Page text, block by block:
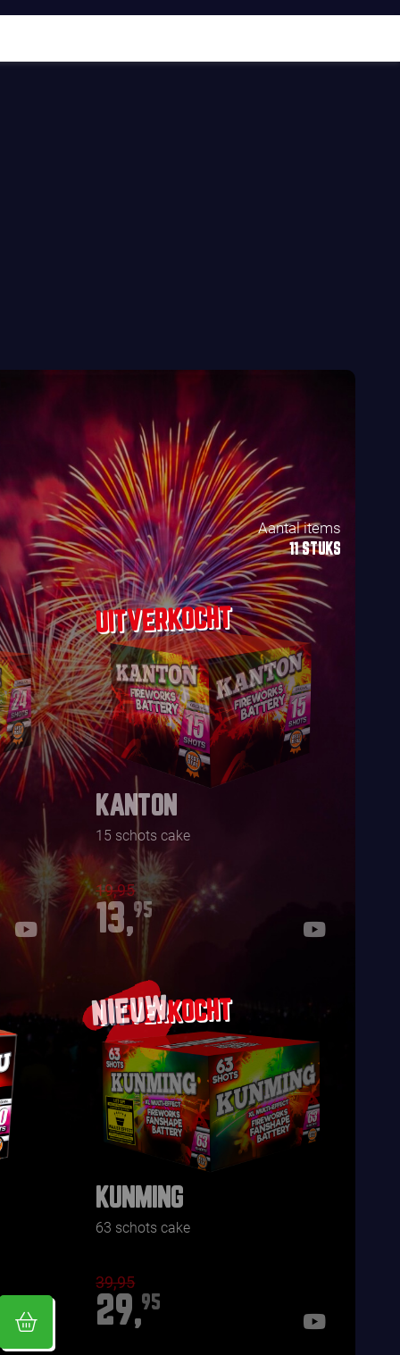
Aantal items
11 STUKS
KANTON
15 schots cake
19,95
13,95
NIEUW
KUNMING
63 schots cake
39,95
29,95